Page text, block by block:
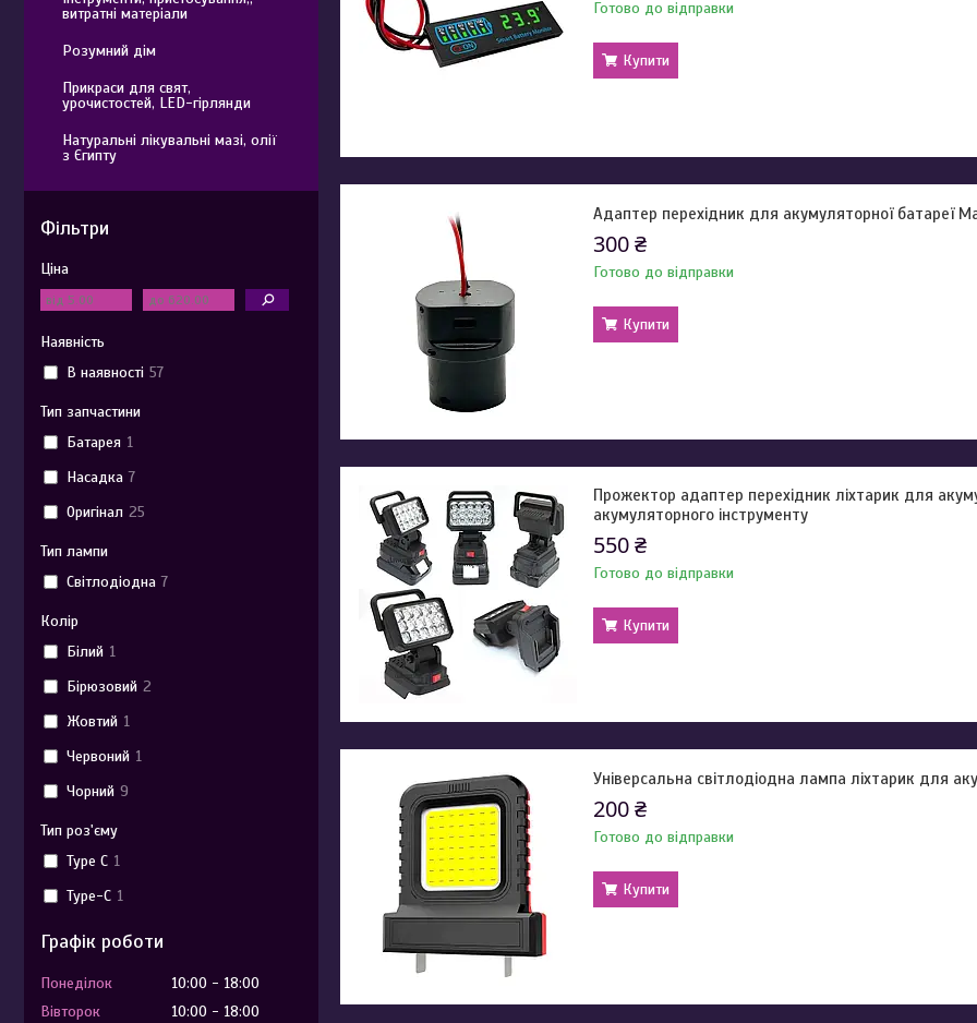
Готово до відправки
Купити
Адаптер перехідник для акумуляторної батареї
300 ₴
Готово до відправки
Купити
Прожектор адаптер перехідник ліхтарик для
акумуляторного інструменту
550 ₴
Готово до відправки
Купити
Універсальна світлодіодна лампа ліхтарик для
200 ₴
Готово до відправки
Купити
витратні матеріали
Розумний дім
Прикраси для свят,
урочистостей, LED-гірлянди
Натуральні лікувальні мазі, олії
з Єгипту
Фільтри
Ціна
Наявність
В наявності 57
Тип запчастини
Батарея 1
Насадка 7
Оригінал 25
Тип лампи
Світлодіодна 7
Колір
Білий 1
Бірюзовий 2
Жовтий 1
Червоний 1
Чорний 9
Тип роз'єму
Type C 1
Type-C 1
Графік роботи
Понеділок 10:00
18:00
Вівторок
10:00
18:00